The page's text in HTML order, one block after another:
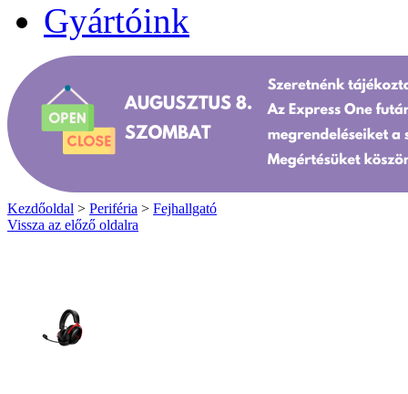
Gyártóink
Kezdőoldal > Periféria > Fejhallgató
Vissza az előző oldalra